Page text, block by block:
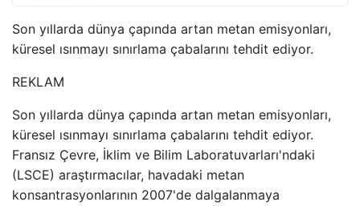
Son yıllarda dünya çapında artan metan emisyonları,
küresel ısınmayı sınırlama çabalarını tehdit ediyor.
REKLAM
Son yıllarda dünya çapında artan metan emisyonları,
küresel ısınmayı sınırlama çabalarını tehdit ediyor.
Fransız Çevre, İklim ve Bilim Laboratuvarları'ndaki
(LSCE) araştırmacılar, havadaki metan
konsantrasyonlarının 2007'de dalgalanmaya